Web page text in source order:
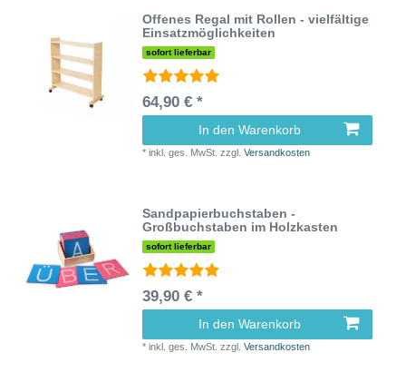
Offenes Regal mit Rollen - vielfältige
Einsatzmöglichkeiten
sofort lieferbar
64,90 € *
In den Warenkorb
*inkl. ges. MwSt. zzgl.Versandkosten
Sandpapierbuchstaben -
Großbuchstaben im Holzkasten
sofort lieferbar
39,90 € *
In den Warenkorb
*inkl. ges. MwSt. zzgl.Versandkosten